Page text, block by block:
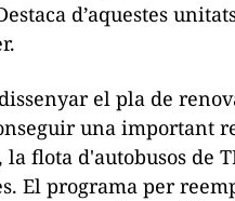
d’aquestes
el pla de
una important
la flota d'autobusos de
El programa per